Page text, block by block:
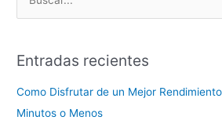
c
a
r
Entradas recientes
Como Disfrutar de un Mejor
Minutos o Menos